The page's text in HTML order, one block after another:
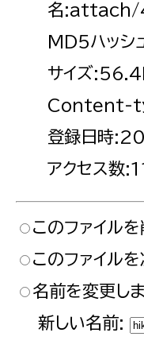
名:attach/
MD5ハッ
サイズ
Content-
登録日時
アクセス数
このファイルを
このファイル
名前を変更し
新しい名前: